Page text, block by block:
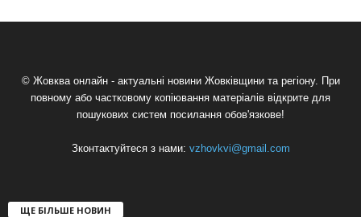
© Жовква онлайн - актуальні новини Жовківщини та регіону. При
повному або частковому копіювання матеріалів відкрите для
пошукових систем посилання обов'язкове!
Зконтактуйтеся з нами: vzhovkvi@gmail.com
ЩЕ БІЛЬШЕ НОВИН